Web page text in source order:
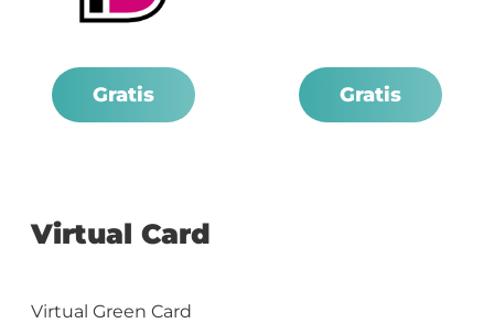
Gratis Gratis
Virtual Card
Virtual Green Card